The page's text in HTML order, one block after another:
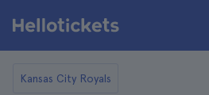
Kansas City Royals